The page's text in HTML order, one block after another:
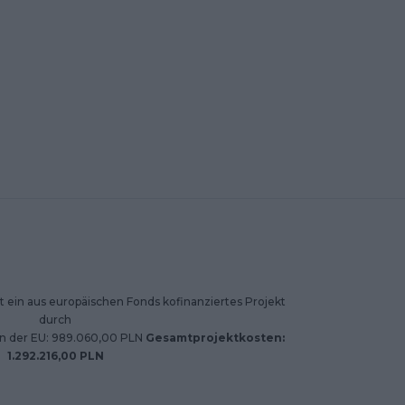
ein aus europäischen Fonds kofinanziertes Projekt
durch
der EU: 989.060,00 PLN Gesamtprojektkosten:
1.292.216,00 PLN